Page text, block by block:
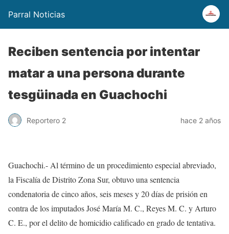
Parral Noticias
Reciben sentencia por intentar
matar a una persona durante
tesgüinada en Guachochi
Reportero 2 hace 2 años
Guachochi.- Al término de un procedimiento especial abreviado,
la Fiscalía de Distrito Zona Sur, obtuvo una sentencia
condenatoria de cinco años, seis meses y 20 días de prisión en
contra de los imputados José María M. C., Reyes M. C. y Arturo
C. E., por el delito de homicidio calificado en grado de tentativa.